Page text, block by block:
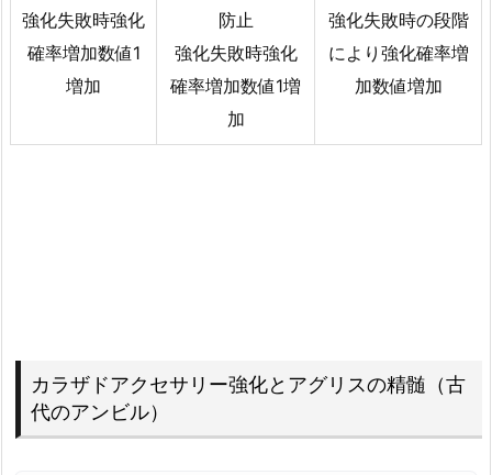
強化失敗時強化
確率増加数値1
増加
防止
強化失敗時強化
確率増加数値1増
加
強化失敗時の段階
により強化確率増
加数値増加
カラザドアクセサリー強化とアグリスの精髄（古
代のアンビル）